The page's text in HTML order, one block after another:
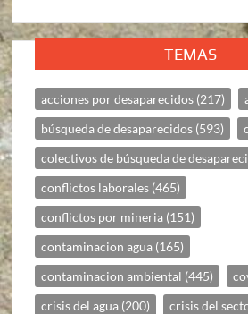
TEMAS
acciones por desaparecidos (217)
búsqueda de desaparecidos (593)
colectivos de búsqueda de
conflictos laborales (465)
conflictos por mineria (151)
contaminacion agua (165)
contaminacion ambiental (445)
crisis del agua (200) crisis del